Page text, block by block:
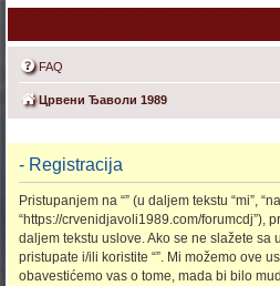
FAQ
Црвени Ђаволи 1989
- Registracija
Pristupanjem na “” (u daljem tekstu “mi”,
“https://crvenidjavoli1989.com/forumcdj”),
daljem tekstu uslove. Ako se ne slažete sa
pristupate i/ili koristite “”. Mi možemo ove
obavestićemo vas o tome, mada bi bilo